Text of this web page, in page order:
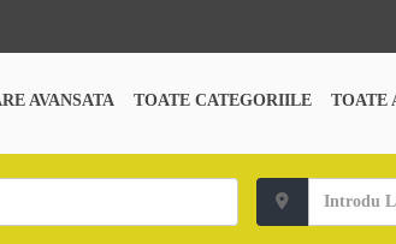
AVANSATA TOATE CATEGORIILE TOATE